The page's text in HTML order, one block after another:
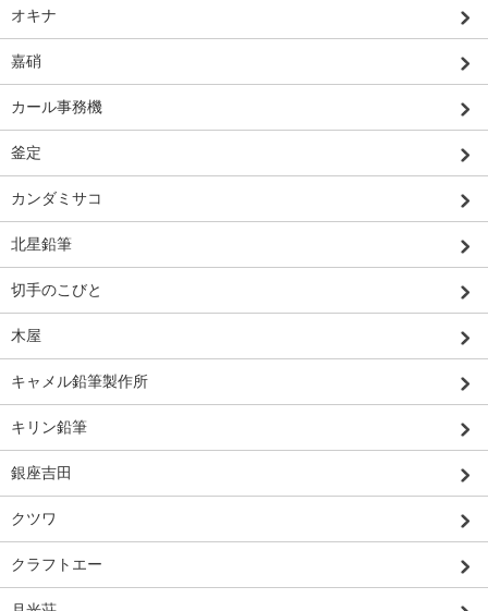
オキナ
嘉硝
カール事務機
釜定
カンダミサコ
北星鉛筆
切手のこびと
木屋
キャメル鉛筆製作所
キリン鉛筆
銀座吉田
クツワ
クラフトエー